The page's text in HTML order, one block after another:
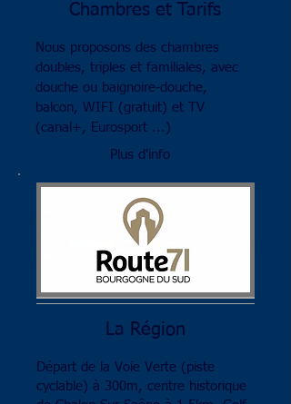
Chambres et Tarifs
Nous proposons des chambres
doubles, triples et familiales, avec
douche ou baignoire-douche,
balcon, WIFI (gratuit) et TV
(canal+, Eurosport ...)
Plus d'info
La Région
Départ de la Voie Verte (piste
cyclable) à 300m, centre historique